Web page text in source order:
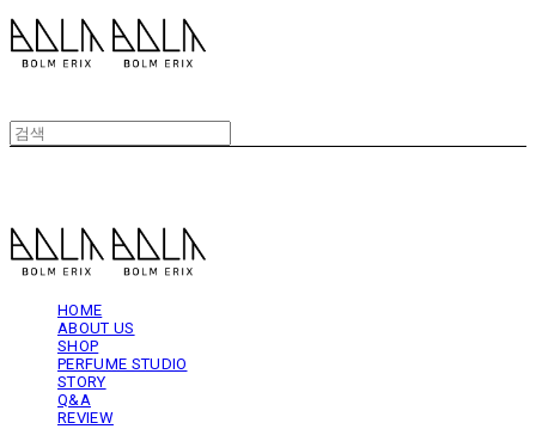
HOME
ABOUT US
SHOP
PERFUME STUDIO
STORY
Q&A
REVIEW